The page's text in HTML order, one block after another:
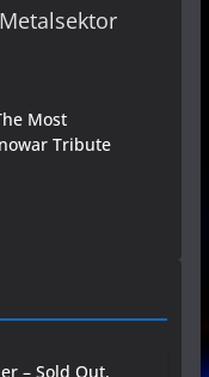
Metalsektor
Most
Tribute
– Sold Out,